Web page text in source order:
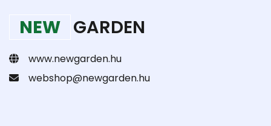
NEW GARDEN
www.newgarden.hu
webshop@newgarden.hu